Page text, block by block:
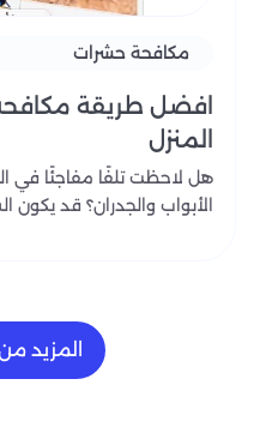
مكافحة حشرات
افضل طريقة
المنزل
هل لاحظت تلفًا مفاجئًا في
الأبواب والجدران؟ قد يكون
المزيد